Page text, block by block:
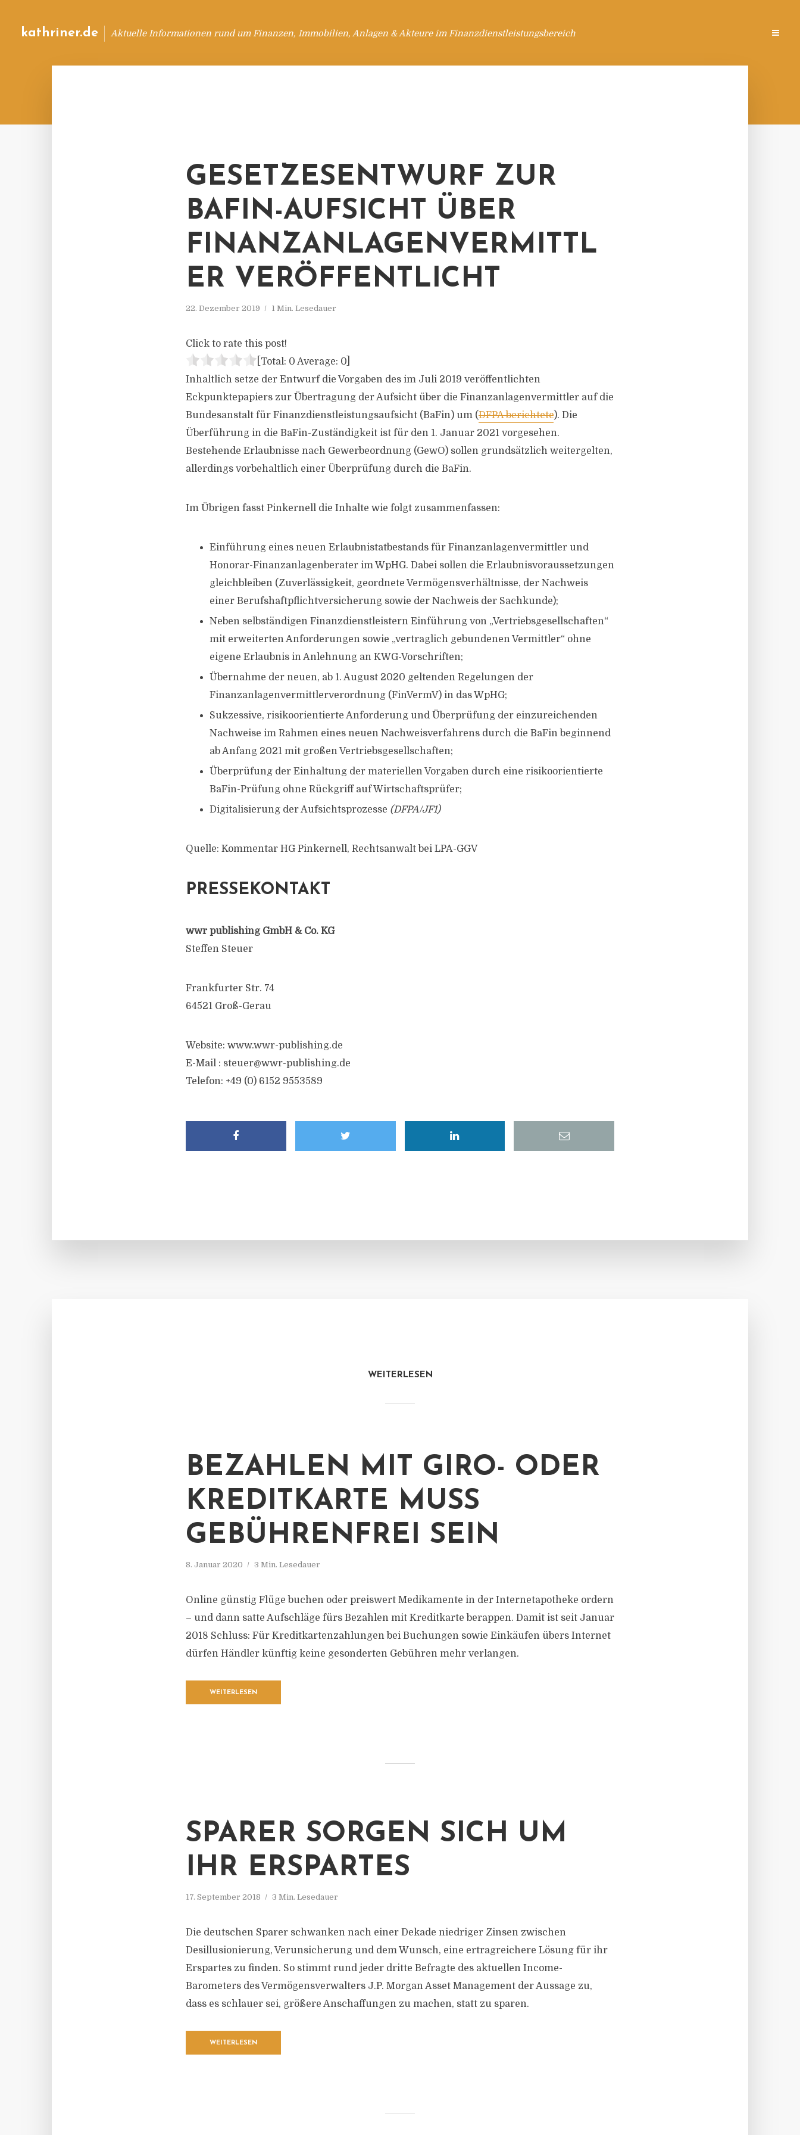
kathriner.de Aktuelle Informationen rund um Finanzen, Immobilien, Anlagen & Akteure im Finanzdienstleistungsbereich
GESETZESENTWURF ZUR
BAFIN-AUFSICHT ÜBER
FINANZANLAGENVERMITTL
ER VERÖFFENTLICHT
22. Dezember 2019 1 Min. Lesedauer
Click to rate this post!
[Total: 0 Average: 0
Inhaltlich setze der Entwurf die Vorgaben des im Juli 2019 veröffentlichten
Eckpunktepapiers zur Übertragung der Aufsicht über die Finanzanlagenvermittler auf die
Bundesanstalt für Finanzdienstleistungsaufsicht (BaFin) um (DFPA berichtete). Die
Überführung in die BaFin-Zuständigkeit ist für den 1. Januar 2021 vorgesehen.
Bestehende Erlaubnisse nach Gewerbeordnung (GewO) sollen grundsätzlich weitergelten,
allerdings vorbehaltlich einer Überprüfung durch die BaFin.
Im Übrigen fasst Pinkernell die Inhalte wie folgt zusammenfassen:
Einführung eines neuen Erlaubnistatbestands für Finanzanlagenvermittler und
Honorar-Finanzanlagenberater im WpHG. Dabei sollen die Erlaubnisvoraussetzungen
gleichbleiben (Zuverlässigkeit, geordnete Vermögensverhältnisse, der Nachweis
einer Berufshaftpflichtversicherung sowie der Nachweis der Sachkunde);
Neben selbständigen Finanzdienstleistern Einführung von „Vertriebsgesellschaften“
mit erweiterten Anforderungen sowie „vertraglich gebundenen Vermittler“ ohne
eigene Erlaubnis in Anlehnung an KWG-Vorschriften;
Übernahme der neuen, ab 1. August 2020 geltenden Regelungen der
Finanzanlagenvermittlerverordnung (FinVermV) in das WpHG;
Sukzessive, risikoorientierte Anforderung und Überprüfung der einzureichenden
Nachweise im Rahmen eines neuen Nachweisverfahrens durch die BaFin beginnend
ab Anfang 2021 mit großen Vertriebsgesellschaften;
Überprüfung der Einhaltung der materiellen Vorgaben durch eine risikoorientierte
BaFin-Prüfung ohne Rückgriff auf Wirtschaftsprüfer;
Digitalisierung der Aufsichtsprozesse (DFPA/JF1)
Quelle: Kommentar HG Pinkernell, Rechtsanwalt bei LPA-GGV
PRESSEKONTAKT
wwr publishing GmbH & Co. KG
Steffen Steuer
Frankfurter Str. 74
64521 Groß-Gerau
Website: www.wwr-publishing.de
E-Mail : steuer@wwr-publishing.de
Telefon: +49 (0) 6152 9553589
WEITERLESEN
BEZAHLEN MIT GIRO- ODER
KREDITKARTE MUSS
GEBÜHRENFREI SEIN
8. Januar 2020 3 Min. Lesedauer
Online günstig Flüge buchen oder preiswert Medikamente in der Internetapotheke ordern
– und dann satte Aufschläge fürs Bezahlen mit Kreditkarte berappen. Damit ist seit Januar
2018 Schluss: Für Kreditkartenzahlungen bei Buchungen sowie Einkäufen übers Internet
dürfen Händler künftig keine gesonderten Gebühren mehr verlangen.
WEITERLESEN
SPARER SORGEN SICH UM
IHR ERSPARTES
17. September 2018 3 Min. Lesedauer
Die deutschen Sparer schwanken nach einer Dekade niedriger Zinsen zwischen
Desillusionierung, Verunsicherung und dem Wunsch, eine ertragreichere Lösung für ihr
Erspartes zu finden. So stimmt rund jeder dritte Befragte des aktuellen Income-
Barometers des Vermögensverwalters J.P. Morgan Asset Management der Aussage zu,
dass es schlauer sei, größere Anschaffungen zu machen, statt zu sparen.
WEITERLESEN